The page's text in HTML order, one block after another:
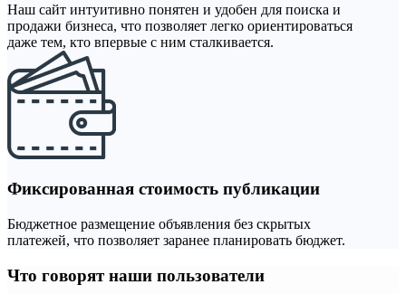
Наш сайт интуитивно понятен и удобен для поиска и
продажи бизнеса, что позволяет легко ориентироваться
даже тем, кто впервые с ним сталкивается.
Фиксированная стоимость публикации
Бюджетное размещение объявления без скрытых
платежей, что позволяет заранее планировать бюджет.
Что говорят наши пользователи